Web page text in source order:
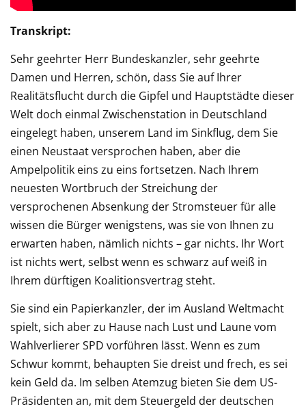
Transkript:
Sehr geehrter Herr Bundeskanzler, sehr geehrte
Damen und Herren, schön, dass Sie auf Ihrer
Realitätsflucht durch die Gipfel und Hauptstädte dieser
Welt doch einmal Zwischenstation in Deutschland
eingelegt haben, unserem Land im Sinkflug, dem Sie
einen Neustaat versprochen haben, aber die
Ampelpolitik eins zu eins fortsetzen. Nach Ihrem
neuesten Wortbruch der Streichung der
versprochenen Absenkung der Stromsteuer für alle
wissen die Bürger wenigstens, was sie von Ihnen zu
erwarten haben, nämlich nichts – gar nichts. Ihr Wort
ist nichts wert, selbst wenn es schwarz auf weiß in
Ihrem dürftigen Koalitionsvertrag steht.
Sie sind ein Papierkanzler, der im Ausland Weltmacht
spielt, sich aber zu Hause nach Lust und Laune vom
Wahlverlierer SPD vorführen lässt. Wenn es zum
Schwur kommt, behaupten Sie dreist und frech, es sei
kein Geld da. Im selben Atemzug bieten Sie dem US-
Präsidenten an, mit dem Steuergeld der deutschen